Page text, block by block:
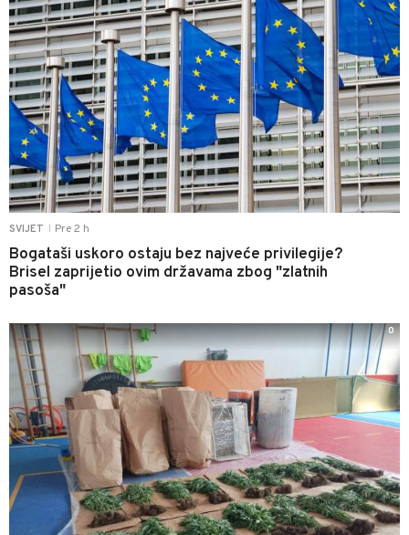
SVIJET Pre 2 h
Bogataši uskoro ostaju bez najveće privilegije?
Brisel zaprijetio ovim državama zbog "zlatnih
pasoša"
0